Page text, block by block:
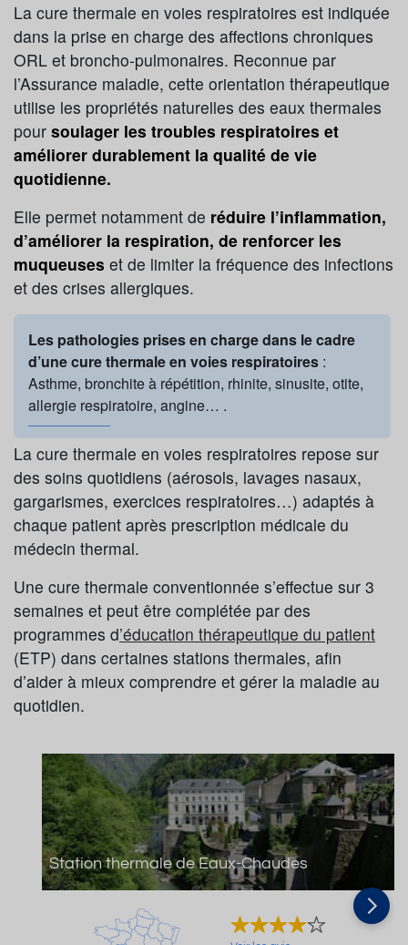
La cure thermale en voies respiratoires est indiquée
dans la prise en charge des affections chroniques
ORL et broncho-pulmonaires. Reconnue par
l’Assurance maladie, cette orientation thérapeutique
utilise les propriétés naturelles des eaux thermales
pour soulager les troubles respiratoires et
améliorer durablement la qualité de vie
quotidienne.
Elle permet notamment de réduire l’inflammation,
d’améliorer la respiration, de renforcer les
muqueuses et de limiter la fréquence des infections
et des crises allergiques.
Les pathologies prises en charge dans le cadre
d’une cure thermale en voies respiratoires :
Asthme, bronchite à répétition, rhinite, sinusite, otite,
allergie respiratoire, angine… .
La cure thermale en voies respiratoires repose sur
des soins quotidiens (aérosols, lavages nasaux,
gargarismes, exercices respiratoires…) adaptés à
chaque patient après prescription médicale du
médecin thermal.
Une cure thermale conventionnée s’effectue sur 3
semaines et peut être complétée par des
programmes d’éducation thérapeutique du patient
(ETP) dans certaines stations thermales, afin
d’aider à mieux comprendre et gérer la maladie au
quotidien.
Station thermale de Eaux-Chaudes